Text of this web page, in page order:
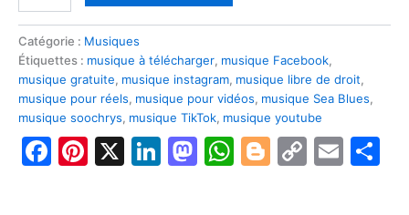
blues
composition
inspirante
guitare
Catégorie : Musiques
Étiquettes : musique à télécharger, musique Facebook,
musique gratuite, musique instagram, musique libre de droit,
musique pour réels, musique pour vidéos, musique Sea Blues,
musique soochrys, musique TikTok, musique youtube
Facebook
Pinterest
X LinkedIn
Mastodon
WhatsApp
Blogger
Copy